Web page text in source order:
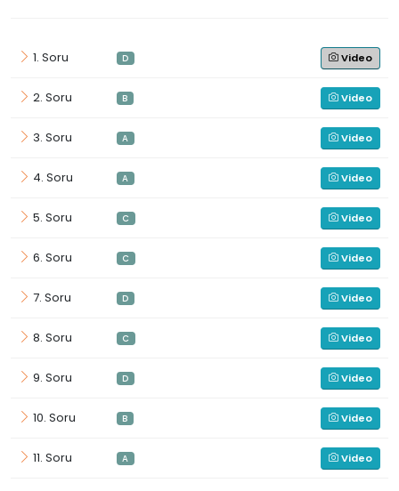
1. Soru D Video
2. Soru B Video
3. Soru A Video
4. Soru A Video
5. Soru C Video
6. Soru C Video
7. Soru D Video
8. Soru C Video
9. Soru D Video
10. Soru B Video
11. Soru A Video